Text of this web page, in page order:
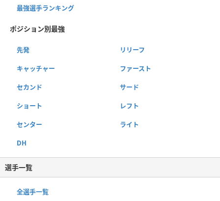
最強選手ランキング
ポジション別最強
先発 リリーフ
キャッチャー ファースト
セカンド サード
ショート レフト
センター ライト
DH
選手一覧
全選手一覧